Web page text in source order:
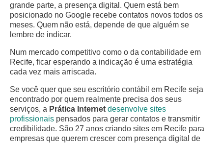
grande parte, a presença digital. Quem está bem
posicionado no Google recebe contatos novos todos os
meses. Quem não está, depende de que alguém se
lembre de indicar.
Num mercado competitivo como o da contabilidade em
Recife, ficar esperando a indicação é uma estratégia
cada vez mais arriscada.
Se você quer que seu escritório contábil em Recife seja
encontrado por quem realmente precisa dos seus
serviços, a Prática Internet desenvolve sites
profissionais pensados para gerar contatos e transmitir
credibilidade. São 27 anos criando sites em Recife para
empresas que querem crescer com presença digital de